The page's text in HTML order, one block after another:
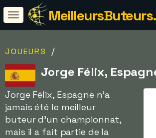
JOUEURS /
Jorge Félix,
Jorge Félix, Espagne n'a
jamais été le meilleur
buteur d'un championnat,
mais il a fait partie de la